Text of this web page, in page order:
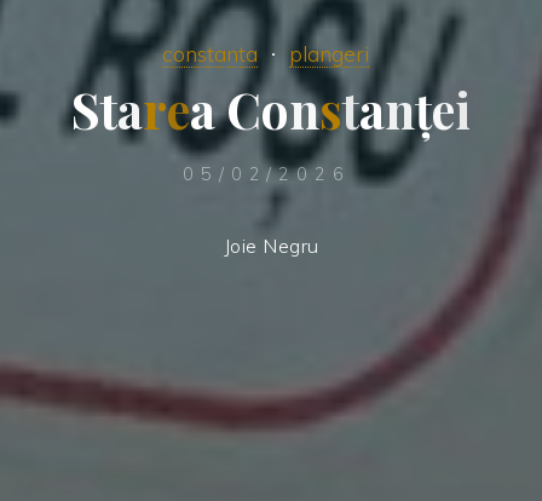
constanta plangeri
StareaConstanței
05/02/2026
Joie Negru